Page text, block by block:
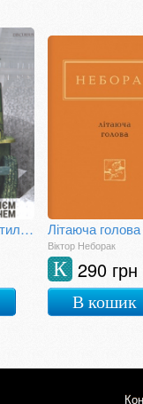
Нам усім пощастило. Розмови з Юрієм Андруховичем Літаюча голова
Віктор Неборак
290 грн
К
В кошик